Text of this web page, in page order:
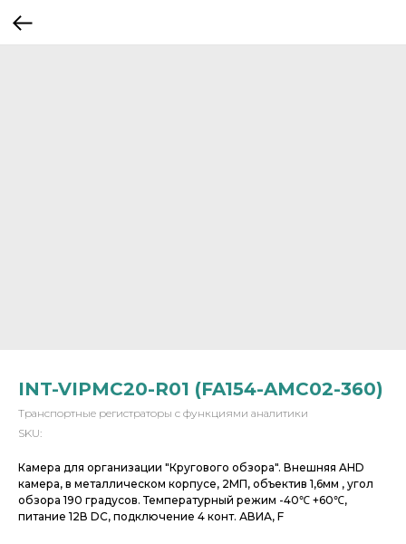
INT-VIPMC20-R01 (FA154-AMC02-360)
Транспортные регистраторы с функциями аналитики
SKU:
Камера для организации "Кругового обзора". Внешняя AHD
камера, в металлическом корпусе, 2МП, объектив 1,6мм , угол
обзора 190 градусов. Температурный режим -40℃ +60℃,
питание 12В DC, подключение 4 конт. АВИА, F